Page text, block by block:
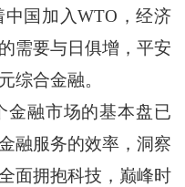
国加入WTO，经济
需要与日俱增，平安
综合金融。
金融市场的基本盘已
融服务的效率，洞察
面拥抱科技，巅峰时